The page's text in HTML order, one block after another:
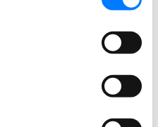
wniosku bierze pod
potrzeby. W takich
może stać się ważnym